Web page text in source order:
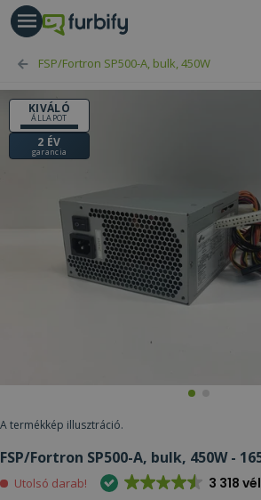
FSP/Fortron SP500-A, bulk, 450W
KIVÁLÓ
ÁLLAPOT
2 ÉV
garancia
A termékkép illusztráció.
FSP/Fortron SP500-A, bulk, 450W -
Utolsó darab! 3 318
gomb